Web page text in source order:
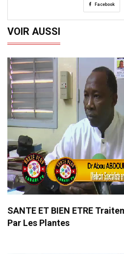
Facebook
VOIR AUSSI
SANTE ET BIEN ETRE
Par Les Plantes